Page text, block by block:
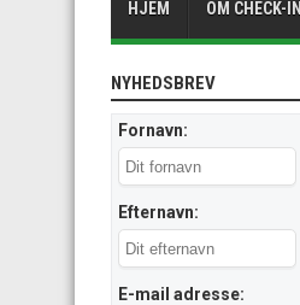
HJEM OM CHECK-IN
NYHEDSBREV
Fornavn:
Efternavn:
E-mail adresse: